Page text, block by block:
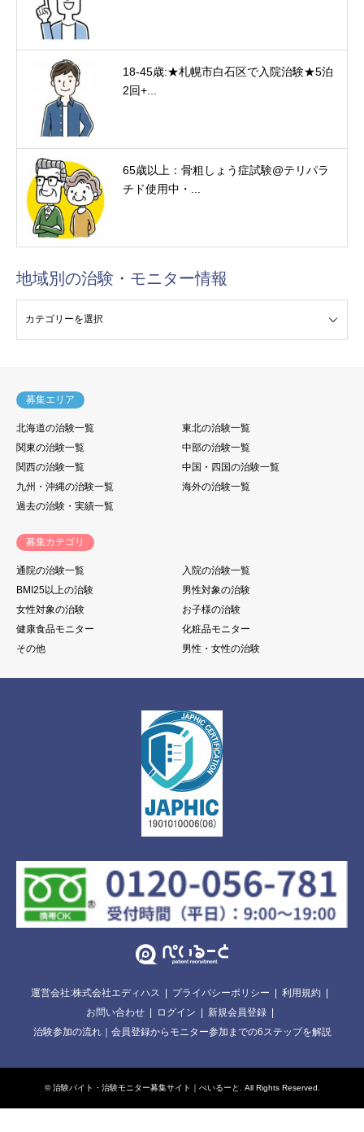
18-45歳:★札幌市白石区で入院治験★5泊
2回+...
65歳以上：骨粗しょう症試験@テリパラ
チド使用中・...
地域別の治験・モニター情報
募集エリア
北海道の治験一覧
東北の治験一覧
関東の治験一覧
中部の治験一覧
関西の治験一覧
中国・四国の治験一覧
九州・沖縄の治験一覧
海外の治験一覧
過去の治験・実績一覧
募集カテゴリ
通院の治験一覧
入院の治験一覧
BMI25以上の治験
男性対象の治験
女性対象の治験
お子様の治験
健康食品モニター
化粧品モニター
その他
男性・女性の治験
運営会社:株式会社エディハス プライバシーポリシー
利用規約
お問い合わせ
ログイン
新規会員登録
治験参加の流れ｜会員登録からモニター参加までの6ステップを解説
©治験バイト・治験モニター募集サイト｜ぺいるーと . All Rights Reserved.